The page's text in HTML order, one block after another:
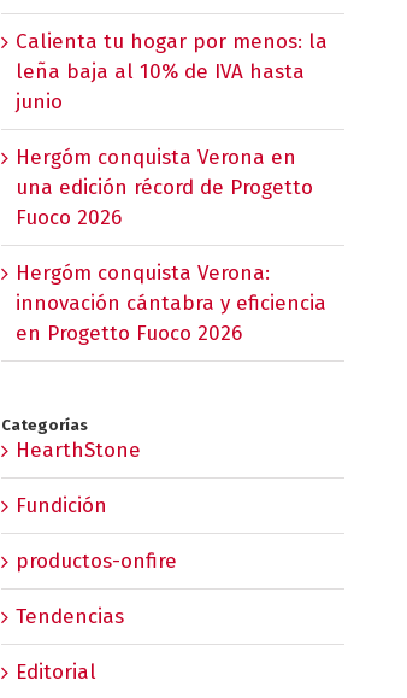
Calienta tu hogar por menos: la
leña baja al 10% de IVA hasta
junio
Hergóm conquista Verona en
una edición récord de Progetto
Fuoco 2026
Hergóm conquista Verona:
innovación cántabra y eficiencia
en Progetto Fuoco 2026
Categorías
HearthStone
Fundición
productos-onfire
Tendencias
Editorial